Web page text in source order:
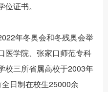
证书。
年冬奥会和冬残奥会举
医学院、张家口师范专科
校三所省属高校于2003年
日制在校生25000余